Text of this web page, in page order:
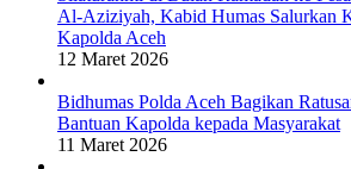
Al-Aziziyah, Kabid Humas Salurkan
Kapolda Aceh
12 Maret 2026
Bidhumas Polda Aceh Bagikan
Bantuan Kapolda kepada Masyarakat
11 Maret 2026